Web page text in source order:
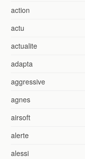
action
actu
actualite
adapta
aggressive
agnes
airsoft
alerte
alessi